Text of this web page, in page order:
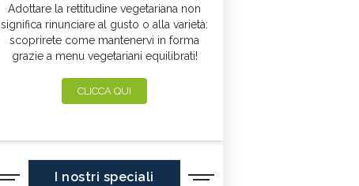
Adottare la rettitudine vegetariana non
significa rinunciare al gusto o alla varietà:
scoprirete come mantenervi in forma
grazie a menu vegetariani equilibrati!
CLICCA QUI
I nostri speciali